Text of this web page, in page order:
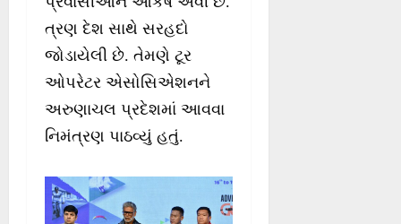
ત્રણ દેશ સાથે સરહદો
જોડાયેલી છે. તેમણે ટૂર
ઓપરેટર એસોસિએશનને
અરુણાચલ પ્રદેશમાં આવવા
નિમંત્રણ પાઠવ્યું હતું.